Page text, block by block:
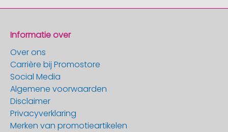
Informatie over
Over ons
Carrière bij Promostore
Social Media
Algemene voorwaarden
Disclaimer
Privacyverklaring
Merken van promotieartikelen